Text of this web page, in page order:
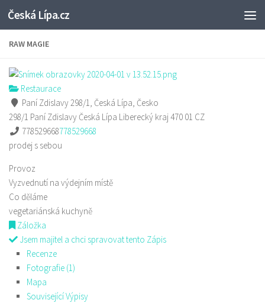
Skip to content
Česká Lípa.cz
RAW MAGIE
Restaurace
Paní Zdislavy 298/1, Česká Lípa, Česko
298/1 Paní Zdislavy Česká Lípa Liberecký kraj470 01 CZ
778529668778529668
prodej s sebou
Provoz
Vyzvednutí na výdejním místě
Co děláme
vegetariánská kuchyně
Záložka
Jsem majitel a chci spravovat tento Zápis
Recenze
Fotografie (1)
Mapa
Související Výpisy